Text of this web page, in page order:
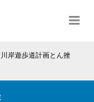
岸遊歩道計画とん挫